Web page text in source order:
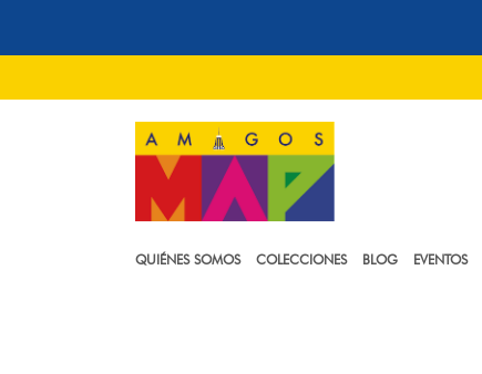
QUIÉNES SOMOS COLECCIONES BLOG EVENTOS